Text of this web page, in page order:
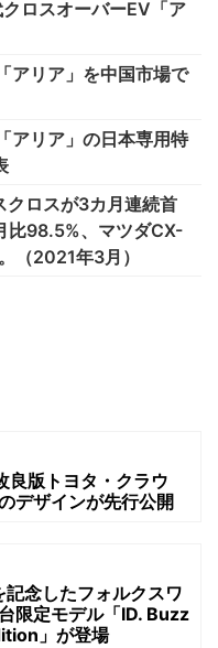
ロスオーバーEV「ア
アリア」を中国市場で
アリア」の日本専用特
クロスが3カ月連続首
比98.5%、マツダCX-
（2021年3月）
良版トヨタ・クラウ
デザインが先行公開
記念したフォルクスワ
限定モデル「ID. Buzz
」が登場